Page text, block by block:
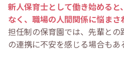
新人保育士として働き始めると
なく、職場の人間関係に悩ま
担任制の保育園では、先輩との
の連携に不安を感じる場合もあ